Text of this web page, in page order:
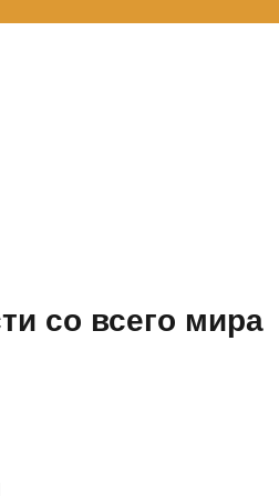
со всего мира